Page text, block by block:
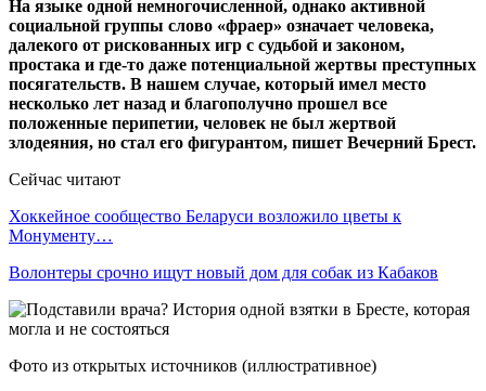
На языке одной немногочисленной, однако активной
социальной группы слово «фраер» означает человека,
далекого от рискованных игр с судьбой и законом,
простака и где-то даже потенциальной жертвы преступных
посягательств. В нашем случае, который имел место
несколько лет назад и благополучно прошел все
положенные перипетии, человек не был жертвой
злодеяния, но стал его фигурантом, пишет Вечерний Брест.
Сейчас читают
Хоккейное сообщество Беларуси возложило цветы к
Монументу…
Волонтеры срочно ищут новый дом для собак из Кабаков
Фото из открытых источников (иллюстративное)